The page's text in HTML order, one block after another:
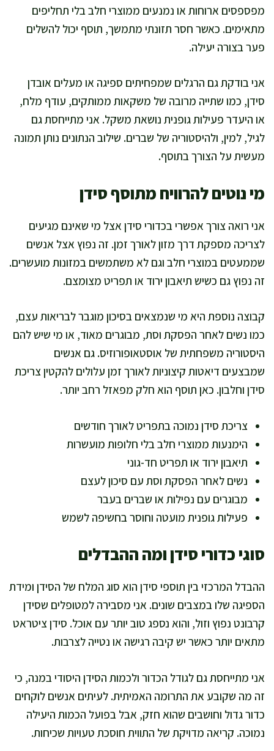
מפספסים ארוחות או נמנעים ממוצרי חלב בלי תחליפים
מתאימים. כאשר חסר תזונתי מתמשך, תוסף יכול להשלים
פער בצורה יעילה.
אני בודקת גם הרגלים שמפחיתים ספיגה או מעלים אובדן
סידן, כמו שתייה מרובה של משקאות ממותקים, עודף מלח,
או היעדר פעילות גופנית נושאת משקל. אני מתייחסת גם
לגיל, למין, ולהיסטוריה של שברים. שילוב הנתונים נותן תמונה
מעשית על הצורך בתוסף.
מי נוטים להרוויח מתוסף סידן
אני רואה צורך אפשרי בכדורי סידן אצל מי שאינם מגיעים
לצריכה מספקת דרך מזון לאורך זמן. זה נפוץ אצל אנשים
שממעטים במוצרי חלב וגם לא משתמשים במזונות מועשרים.
זה נפוץ גם כשיש תיאבון ירוד או תפריט מצומצם.
קבוצה נוספת היא מי שנמצאים בסיכון מוגבר לבריאות עצם,
כמו נשים לאחר הפסקת וסת, מבוגרים מאוד, או מי שיש להם
היסטוריה משפחתית של אוסטאופורוזיס. גם אנשים
שמבצעים דיאטות קיצוניות לאורך זמן עלולים להקטין צריכת
סידן וחלבון. כאן תוסף הוא חלק מפאזל רחב יותר.
צריכת סידן נמוכה בתפריט לאורך חודשים
הימנעות ממוצרי חלב בלי חלופות מועשרות
תיאבון ירוד או תפריט חד-גוני
נשים לאחר הפסקת וסת עם סיכון לעצם
מבוגרים עם נפילות או שברים בעבר
פעילות גופנית מועטה וחוסר בחשיפה לשמש
סוגי כדורי סידן ומה ההבדלים
ההבדל המרכזי בין תוספי סידן הוא סוג המלח של הסידן ומידת
הספיגה שלו במצבים שונים. אני מסבירה למטופלים שסידן
קרבונט נפוץ וזול, והוא נספג טוב יותר עם אוכל. סידן ציטראט
מתאים יותר כאשר יש קיבה רגישה או נטייה לצרבות.
אני מתייחסת גם לגודל הכדור ולכמות הסידן היסודי במנה, כי
זה מה שקובע את התרומה האמיתית. לעיתים אנשים לוקחים
כדור גדול וחושבים שהוא חזק, אבל בפועל הכמות היעילה
נמוכה. קריאה מדויקת של התווית חוסכת טעויות שכיחות.